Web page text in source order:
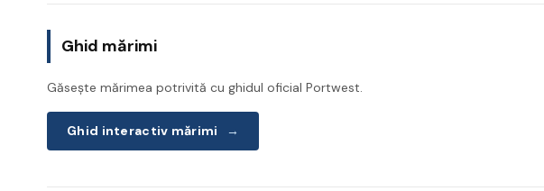
Ghid mărimi
Găsește mărimea potrivită cu ghidul oficial Portwest.
Ghid interactiv mărimi →